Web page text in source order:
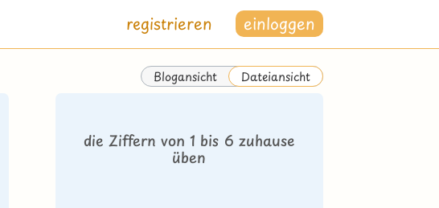
registrieren einloggen
Blogansicht Dateiansicht
die Ziffern von 1 bis 6 zuhause
üben